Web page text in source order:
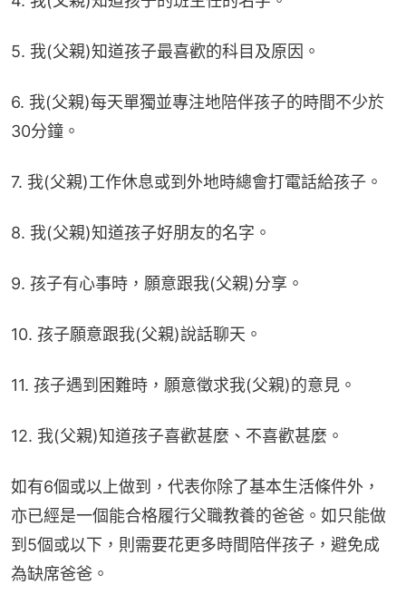
5. 我(父親)知道孩子最喜歡的科目及原因。
6. 我(父親)每天單獨並專注地陪伴孩子的時間不少於
30分鐘。
7. 我(父親)工作休息或到外地時總會打電話給孩子。
8. 我(父親)知道孩子好朋友的名字。
9. 孩子有心事時，願意跟我(父親)分享。
10. 孩子願意跟我(父親)說話聊天。
11. 孩子遇到困難時，願意徵求我(父親)的意見。
12. 我(父親)知道孩子喜歡甚麼、不喜歡甚麼。
如有6個或以上做到，代表你除了基本生活條件外，
亦已經是一個能合格履行父職教養的爸爸。如只能做
到5個或以下，則需要花更多時間陪伴孩子，避免成
為缺席爸爸。